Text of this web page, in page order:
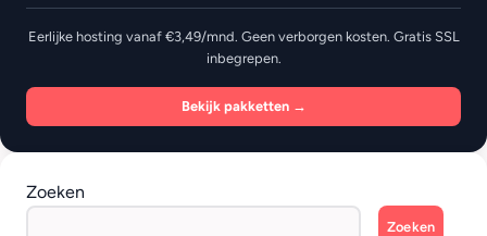
Eerlijke hosting vanaf €3,49/mnd. Geen verborgen kosten. Gratis SSL
inbegrepen.
Bekijk pakketten →
Zoeken
Zoeken